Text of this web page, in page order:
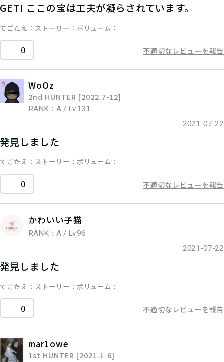
GET! ここの宝は工夫が凝らされています。
てごたえ ストーリー ボリューム
0 不適切なレビューを報告
WoOz
2nd HUNTER [2022.7-12]
RANK：A / Lv.131
2021-07-22
発見しました
てごたえ ストーリー ボリューム
0 不適切なレビューを報告
かわいい子猫
RANK：A / Lv.96
2021-07-22
発見しました
てごたえ ストーリー ボリューム
0 不適切なレビューを報告
mar1owe
1st HUNTER [2021.1-6]